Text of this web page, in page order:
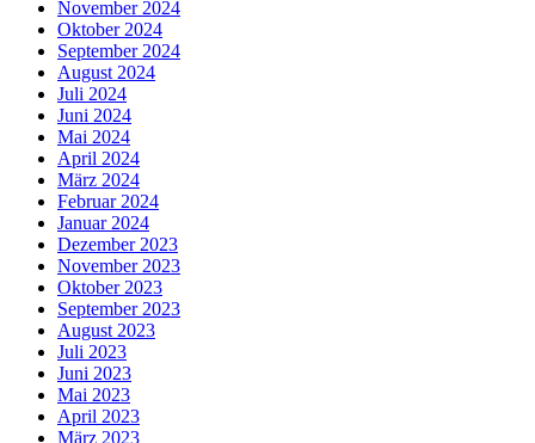
November 2024
Oktober 2024
September 2024
August 2024
Juli 2024
Juni 2024
Mai 2024
April 2024
März 2024
Februar 2024
Januar 2024
Dezember 2023
November 2023
Oktober 2023
September 2023
August 2023
Juli 2023
Juni 2023
Mai 2023
April 2023
März 2023